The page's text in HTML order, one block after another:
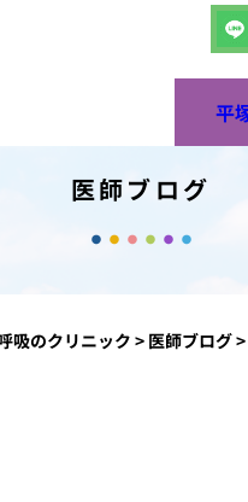
平
医師ブログ
吸のクリニック > 医師ブログ>